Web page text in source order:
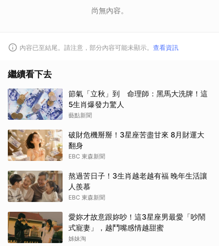
尚無內容。
內容已至結尾。請注意，部分內容可能未顯示。 查看資訊
繼續看下去
節氣「立秋」到 命理師：黑馬大洗牌！這
5生肖爆發力驚人
藝點新聞
破財危機掰掰！3星座苦盡甘來 8月財運大
翻身
EBC 東森新聞
熬過苦日子！3生肖越老越有福 晚年生活讓
人羨慕
EBC 東森新聞
愛妳才故意跟妳吵！這3星座男最愛「吵鬧
式寵妻」，越鬥嘴感情越甜蜜
姊妹淘